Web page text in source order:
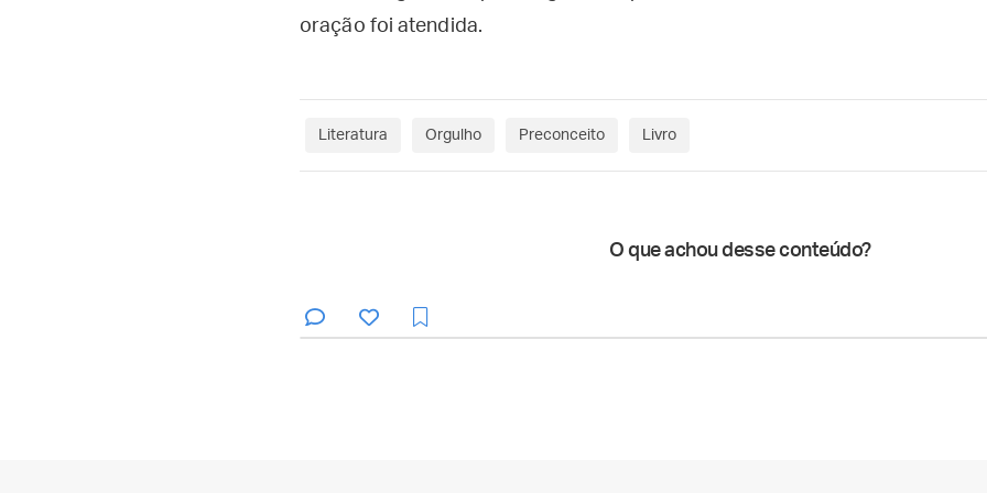
oração foi atendida.
Literatura Orgulho Preconceito Livro
O que achou desse conteúdo?